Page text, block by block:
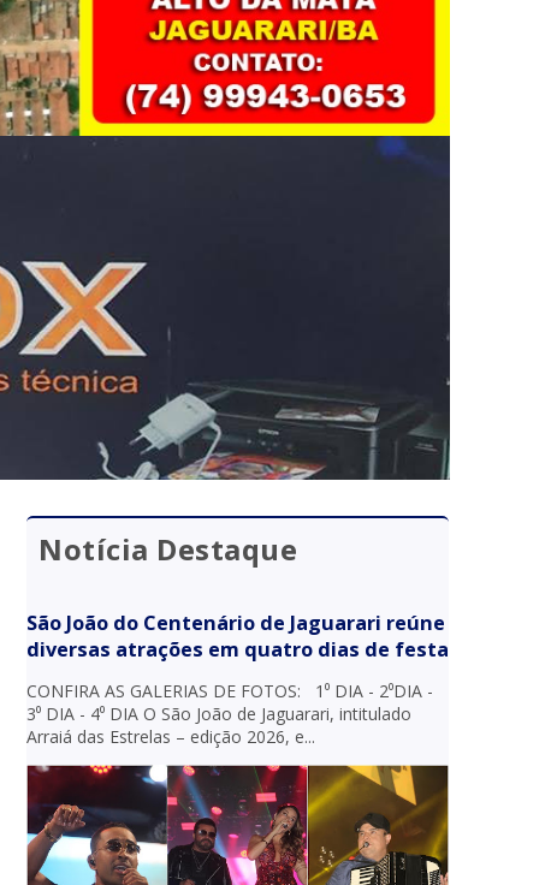
Notícia Destaque
São João do Centenário de Jaguarari reúne
diversas atrações em quatro dias de festa
CONFIRA AS GALERIAS DE FOTOS: 1⁰ DIA - 2⁰DIA -
3⁰ DIA - 4⁰ DIA O São João de Jaguarari, intitulado
Arraiá das Estrelas – edição 2026, e...